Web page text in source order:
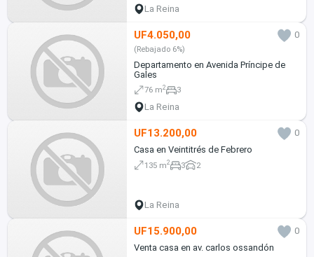
La Reina
UF4.050,00 0
(Rebajado 6%)
Departamento en Avenida Príncipe de
Gales
76 m2 3
La Reina
UF13.200,00
0
Casa en Veintitrés de Febrero
135 m2 3 2
La Reina
UF15.900,00
0
Venta casa en av. carlos ossandón